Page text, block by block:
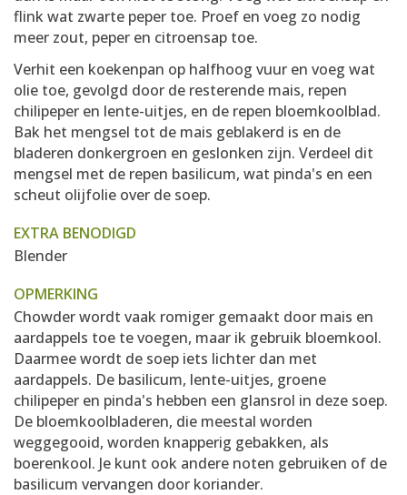
flink wat zwarte peper toe. Proef en voeg zo nodig
meer zout, peper en citroensap toe.
Verhit een koekenpan op halfhoog vuur en voeg wat
olie toe, gevolgd door de resterende mais, repen
chilipeper en lente-uitjes, en de repen bloemkoolblad.
Bak het mengsel tot de mais geblakerd is en de
bladeren donkergroen en geslonken zijn. Verdeel dit
mengsel met de repen basilicum, wat pinda's en een
scheut olijfolie over de soep.
EXTRA BENODIGD
Blender
OPMERKING
Chowder wordt vaak romiger gemaakt door mais en
aardappels toe te voegen, maar ik gebruik bloemkool.
Daarmee wordt de soep iets lichter dan met
aardappels. De basilicum, lente-uitjes, groene
chilipeper en pinda's hebben een glansrol in deze soep.
De bloemkoolbladeren, die meestal worden
weggegooid, worden knapperig gebakken, als
boerenkool. Je kunt ook andere noten gebruiken of de
basilicum vervangen door koriander.